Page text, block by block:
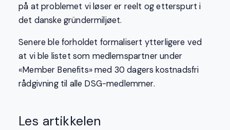
på at problemet vi løser er reelt og etterspurt i
det danske gründermiljøet.
Senere ble forholdet formalisert ytterligere ved
at vi ble listet som medlemspartner under
«Member Benefits» med 30 dagers kostnadsfri
rådgivning til alle DSG-medlemmer.
Les artikkelen